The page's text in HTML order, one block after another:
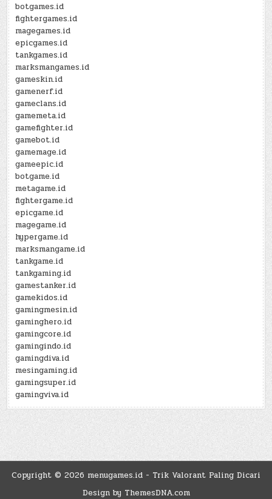
botgames.id
fightergames.id
magegames.id
epicgames.id
tankgames.id
marksmangames.id
gameskin.id
gamenerf.id
gameclans.id
gamemeta.id
gamefighter.id
gamebot.id
gamemage.id
gameepic.id
botgame.id
metagame.id
fightergame.id
epicgame.id
magegame.id
hypergame.id
marksmangame.id
tankgame.id
tankgaming.id
gamestanker.id
gamekidos.id
gamingmesin.id
gaminghero.id
gamingcore.id
gamingindo.id
gamingdiva.id
mesingaming.id
gamingsuper.id
gamingviva.id
Copyright © 2026 menugames.id - Trik Valorant Paling Dicari
Design by ThemesDNA.com